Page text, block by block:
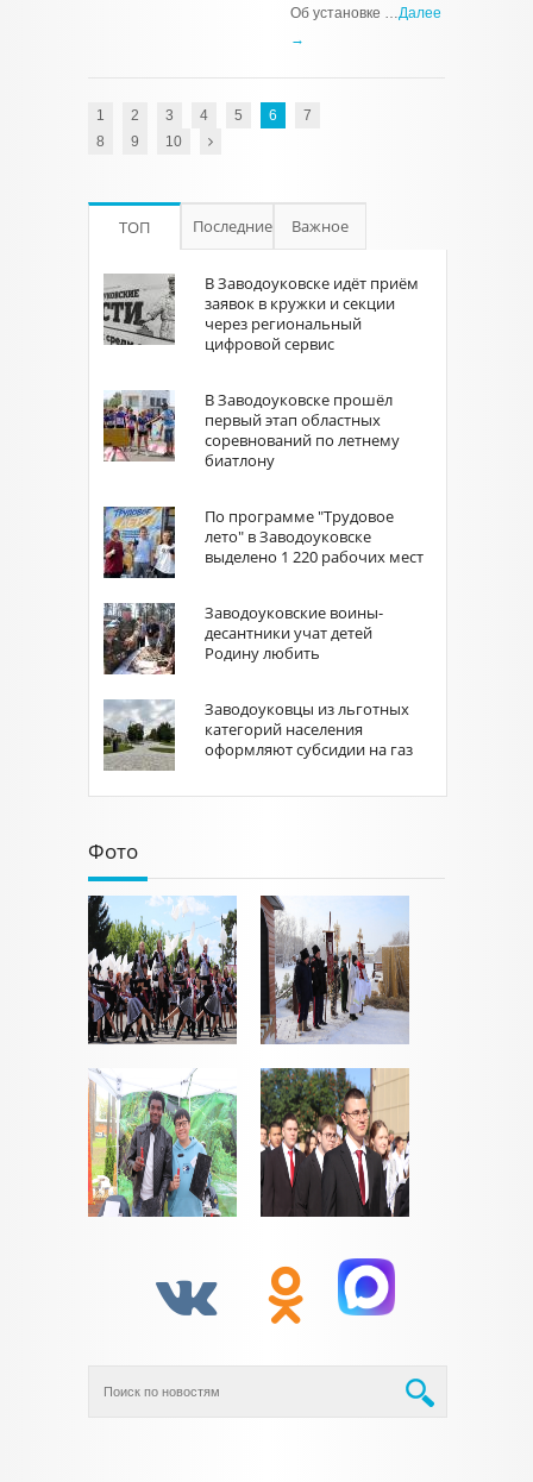
Об установке …Далее
→
1 2 3 4 5 6
7
8
9 10
ТОП Последние Важное
В Заводоуковске идёт приём
заявок в кружки и секции
через региональный
цифровой сервис
В Заводоуковске прошёл
первый этап областных
соревнований по летнему
биатлону
По программе "Трудовое
лето" в Заводоуковске
выделено 1 220 рабочих мест
Заводоуковские воины-
десантники учат детей
Родину любить
Заводоуковцы из льготных
категорий населения
оформляют субсидии на газ
Фото